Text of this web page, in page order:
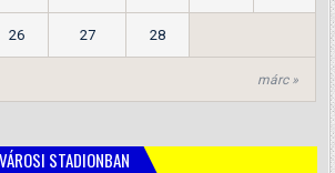
márc »
26 27 28
STADIONBAN